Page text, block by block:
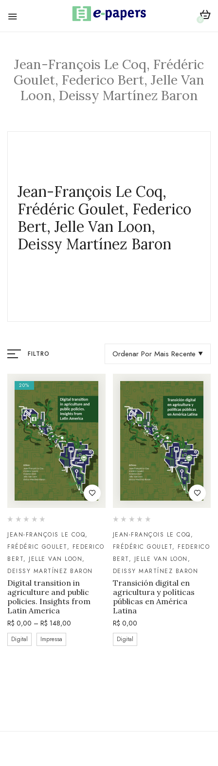
0
Jean-François Le Coq, Frédéric
Goulet, Federico Bert, Jelle Van
Loon, Deissy Martínez Baron
Jean-François Le Coq,
Frédéric Goulet, Federico
Bert, Jelle Van Loon,
Deissy Martínez Baron
FILTRO Ordenar Por Mais Recente
20%
JEAN-FRANÇOIS LE COQ,
FRÉDÉRIC GOULET, FEDERICO
BERT, JELLE VAN LOON,
DEISSY MARTÍNEZ BARON
Digital transition in
agriculture and public
policies. Insights from
Latin America
R$ 0,00 – R$ 148,00
Digital Impressa
JEAN-FRANÇOIS LE COQ,
FRÉDÉRIC GOULET, FEDERICO
BERT, JELLE VAN LOON,
DEISSY MARTÍNEZ BARON
Transición digital en
agricultura y políticas
públicas en América
Latina
R$ 0,00
Digital